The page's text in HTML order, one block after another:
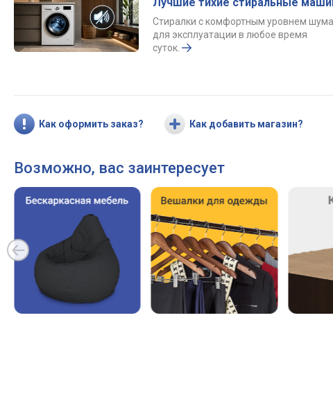
Стиралки с комфортным уровнем шума
для эксплуатации в любое время
суток.
Как оформить заказ? Как добавить магазин?
Возможно, вас заинтересует